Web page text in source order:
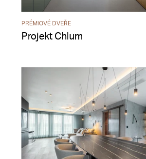
PRÉMIOVÉ DVEŘE
Projekt Chlum